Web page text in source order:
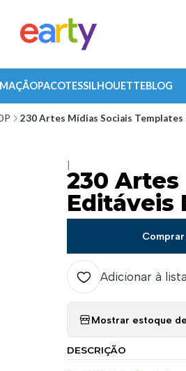
PACOTESSILHOUETTEBLOG
230 Artes Mídias Sociais
230
Editáveis
Adicionar à
Mostrar estoque
DESCRIÇÃO